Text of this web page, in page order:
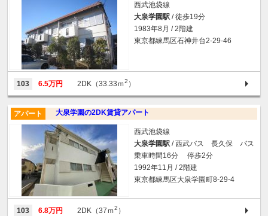
西武池袋線
大泉学園駅 / 徒歩19分
1983年8月 / 2階建
東京都練馬区石神井台2-29-46
103 6.5万円 2DK（33.33ｍ2 ）
大泉学園の2DK賃貸アパート
アパート
西武池袋線
大泉学園駅 / 西武バス 長久保 バス
乗車時間16分 停歩2分
1992年11月 / 2階建
東京都練馬区大泉学園町8-29-4
103 6.8万円 2DK（37ｍ2 ）